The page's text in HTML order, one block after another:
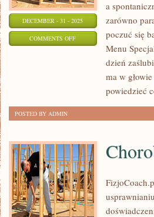
DECEMBER - 31 - 2025
COMMENTS OFFON
a
zarówno
poczuć się
Menu
dzień
ma w
powiedzieć
POSTED BY ADMIN